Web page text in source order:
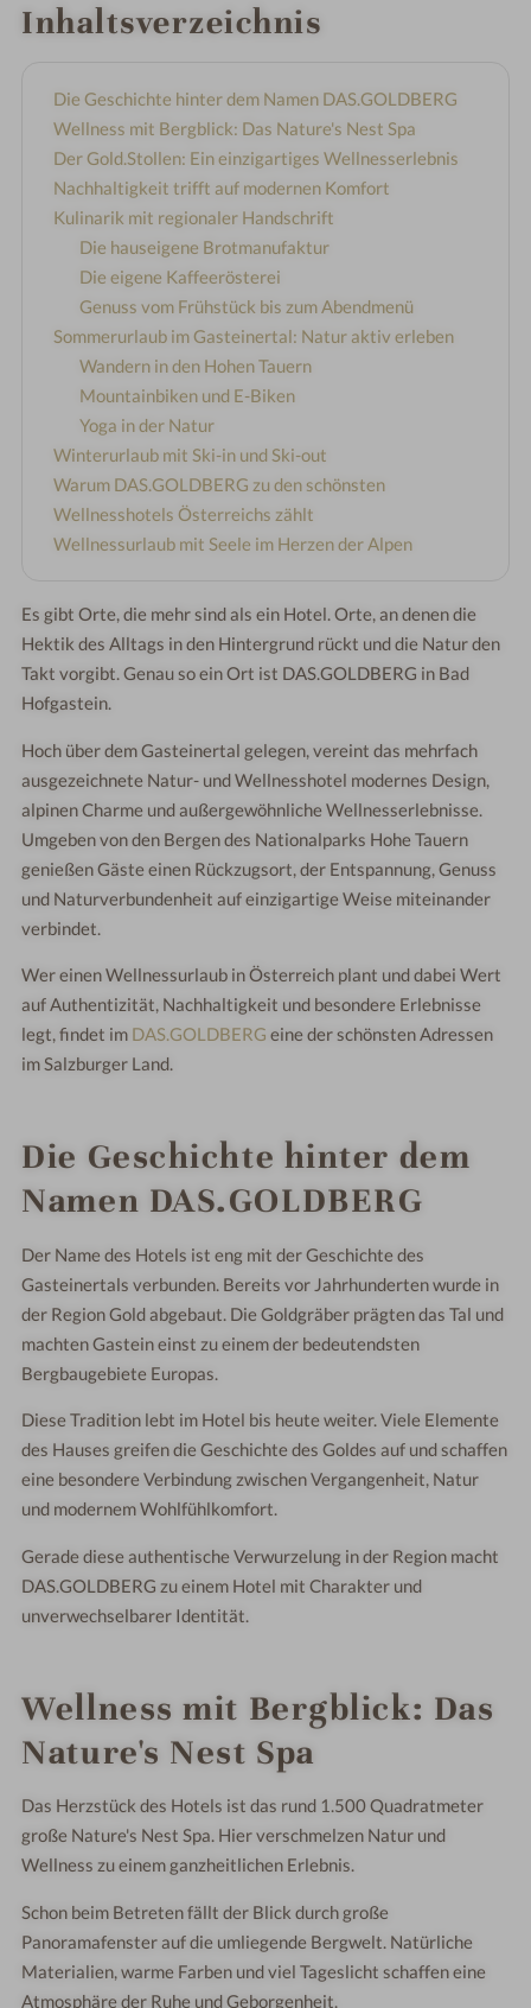
Inhaltsverzeichnis
Die Geschichte hinter dem Namen DAS.GOLDBERG
Wellness mit Bergblick: Das Nature's Nest Spa
Der Gold.Stollen: Ein einzigartiges Wellnesserlebnis
Nachhaltigkeit trifft auf modernen Komfort
Kulinarik mit regionaler Handschrift
Die hauseigene Brotmanufaktur
Die eigene Kaffeerösterei
Genuss vom Frühstück bis zum Abendmenü
Sommerurlaub im Gasteinertal: Natur aktiv erleben
Wandern in den Hohen Tauern
Mountainbiken und E-Biken
Yoga in der Natur
Winterurlaub mit Ski-in und Ski-out
Warum DAS.GOLDBERG zu den schönsten
Wellnesshotels Österreichs zählt
Wellnessurlaub mit Seele im Herzen der Alpen
Es gibt Orte, die mehr sind als ein Hotel. Orte, an denen die
Hektik des Alltags in den Hintergrund rückt und die Natur den
Takt vorgibt. Genau so ein Ort ist DAS.GOLDBERG in Bad
Hofgastein.
Hoch über dem Gasteinertal gelegen, vereint das mehrfach
ausgezeichnete Natur- und Wellnesshotel modernes Design,
alpinen Charme und außergewöhnliche Wellnesserlebnisse.
Umgeben von den Bergen des Nationalparks Hohe Tauern
genießen Gäste einen Rückzugsort, der Entspannung, Genuss
und Naturverbundenheit auf einzigartige Weise miteinander
verbindet.
Wer einen Wellnessurlaub in Österreich plant und dabei Wert
auf Authentizität, Nachhaltigkeit und besondere Erlebnisse
legt, findet im DAS.GOLDBERG eine der schönsten Adressen
im Salzburger Land.
Die Geschichte hinter dem
Namen DAS.GOLDBERG
Der Name des Hotels ist eng mit der Geschichte des
Gasteinertals verbunden. Bereits vor Jahrhunderten wurde in
der Region Gold abgebaut. Die Goldgräber prägten das Tal und
machten Gastein einst zu einem der bedeutendsten
Bergbaugebiete Europas.
Diese Tradition lebt im Hotel bis heute weiter. Viele Elemente
des Hauses greifen die Geschichte des Goldes auf und schaffen
eine besondere Verbindung zwischen Vergangenheit, Natur
und modernem Wohlfühlkomfort.
Gerade diese authentische Verwurzelung in der Region macht
DAS.GOLDBERG zu einem Hotel mit Charakter und
unverwechselbarer Identität.
Wellness mit Bergblick: Das
Nature's Nest Spa
Das Herzstück des Hotels ist das rund 1.500 Quadratmeter
große Nature's Nest Spa. Hier verschmelzen Natur und
Wellness zu einem ganzheitlichen Erlebnis.
Schon beim Betreten fällt der Blick durch große
Panoramafenster auf die umliegende Bergwelt. Natürliche
Materialien, warme Farben und viel Tageslicht schaffen eine
Atmosphäre der Ruhe und Geborgenheit.